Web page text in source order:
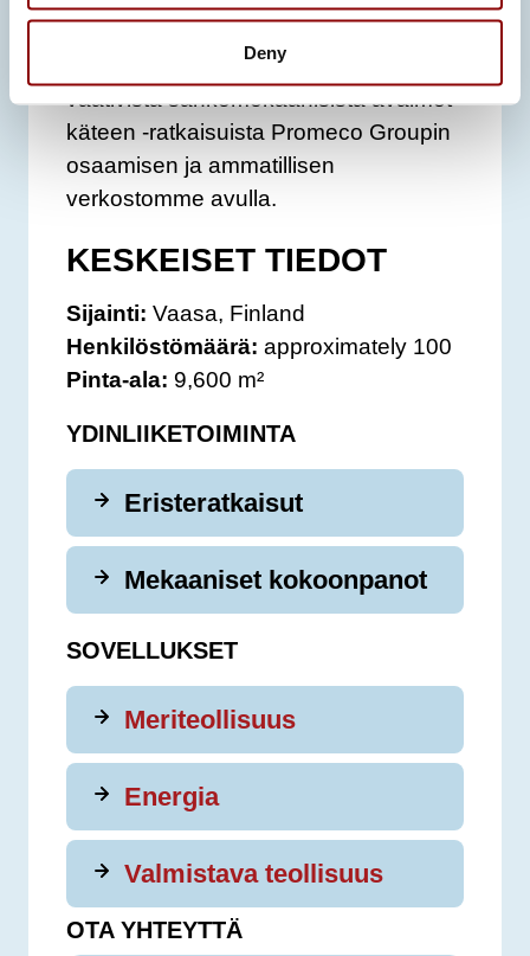
Deny
vaativaan teolliseen käyttöön.
Pystymme myös huolehtimaan
vaativista sähkömekaanisista avaimet
käteen -ratkaisuista Promeco Groupin
osaamisen ja ammatillisen
verkostomme avulla.
KESKEISET TIEDOT
Sijainti: Vaasa, Finland
Henkilöstömäärä: approximately 100
Pinta-ala: 9,600 m²
YDINLIIKETOIMINTA
Eristeratkaisut
Mekaaniset kokoonpanot
SOVELLUKSET
Meriteollisuus
Energia
Valmistava teollisuus
OTA YHTEYTTÄ